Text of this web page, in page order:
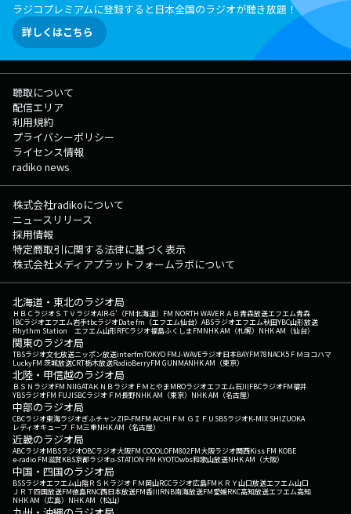
ラジコプレミアムに登録すると日本全国のラジオが聴き放題！
詳しくはこちら
聴取について
配信エリア
利用規約
プライバシーポリシー
ライセンス情報
radiko news
株式会社radikoについて
ニュースリリース
採用情報
特定商取引に関する法律に基づく表示
株式会社メディアプラットフォームラボについて
北海道・東北のラジオ局
ＨＢＣラジオＳＴＶラジオAIR-G'（FM北海道） FM NORTH WAVEＲＡＢ青森放送エフエム青森
IBCラジオエフエム岩手tbcラジオDate fm（エフエム仙台） ABSラジオエフエム秋田YBC山形放送
Rhythm Station エフエム山形RFCラジオ福島ふくしまFMNHK AM（札幌） NHK AM（仙台）
関東のラジオ局
TBSラジオ文化放送ニッポン放送interfmTOKYO FMJ-WAVEラジオ日本BAYFM78NACK5 ＦＭヨコハマ
LuckyFM 茨城放送CRT栃木放送RadioBerryFM GUNMANHK AM（東京）
北陸・甲信越のラジオ局
ＢＳＮラジオFM NIIGATAＫＮＢラジオ ＦＭとやまMROラジオエフエム石川FBCラジオFM福井
YBSラジオFM FUJISBCラジオ ＦＭ長野NHK AM（東京） NHK AM（名古屋）
中部のラジオ局
CBCラジオ東海ラジオぎふチャンZIP-FMFM AICHI ＦＭ ＧＩＦＵ SBSラジオK-MIX SHIZUOKA
レディオキューブ ＦＭ三重NHK AM（名古屋）
近畿のラジオ局
ABCラジオMBSラジオOBCラジオ大阪FM COCOLOFM802FM大阪ラジオ関西Kiss FM KOBE
e-radio FM滋賀KBS京都ラジオα-STATION FM KYOTOwbs和歌山放送NHK AM（大阪）
中国・四国のラジオ局
BSSラジオエフエム山陰ＲＳＫラジオ ＦＭ岡山RCCラジオ広島FM ＫＲＹ山口放送エフエム山口
ＪＲＴ四国放送FM徳島RNC西日本放送FM香川RNB南海放送FM愛媛RKC高知放送エフエム高知
NHK AM（広島） NHK AM（松山）